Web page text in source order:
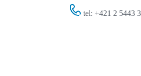
tel: +421 2 5443